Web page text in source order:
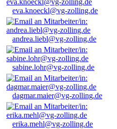
eva.knoeckl@vg-zolling.de
andrea.liebl@vg-zolling.de
sabine.lohr@vg-zolling.de
dagmar.maier@vg-zolling.de
erika.mehl@vg-zolling.de